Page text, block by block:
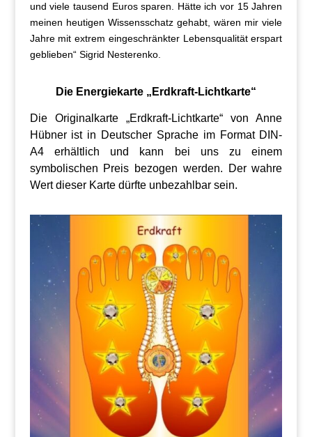
und viele tausend Euros sparen. Hätte ich vor 15 Jahren
meinen heutigen Wissensschatz gehabt, wären mir viele
Jahre mit extrem eingeschränkter Lebensqualität erspart
geblieben“ Sigrid Nesterenko.
Die Energiekarte „Erdkraft-Lichtkarte“
Die Originalkarte „Erdkraft-Lichtkarte“ von Anne
Hübner ist in Deutscher Sprache im Format DIN-
A4 erhältlich und kann bei uns zu einem
symbolischen Preis bezogen werden. Der wahre
Wert dieser Karte dürfte unbezahlbar sein.